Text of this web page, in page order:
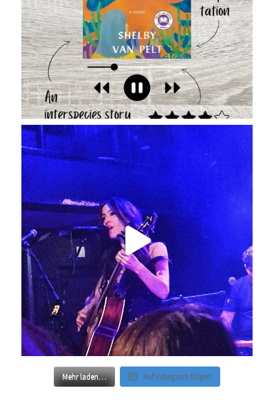
Mehr laden… Auf Instagram folgen